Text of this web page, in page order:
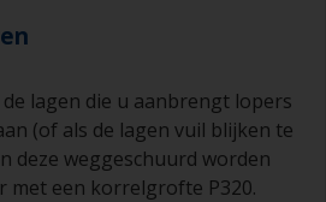
lagen die u aanbrengt lopers
(of als de lagen vuil blijken te
deze weggeschuurd worden
met een korrelgrofte P320.